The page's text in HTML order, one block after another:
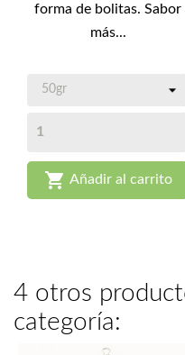
forma de bolitas. Sabor
más...
 Añadir al carrito
4 otros
categoría: